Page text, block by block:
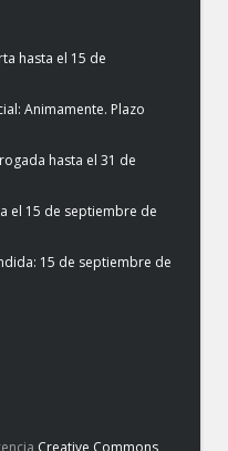
hasta el 15 de
Animamente. Plazo
hasta el 31 de
el 15 de septiembre de
15 de septiembre de
Creative Commons